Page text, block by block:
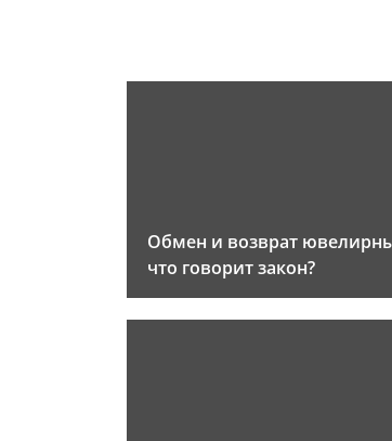
Обмен и возврат
что говорит закон?